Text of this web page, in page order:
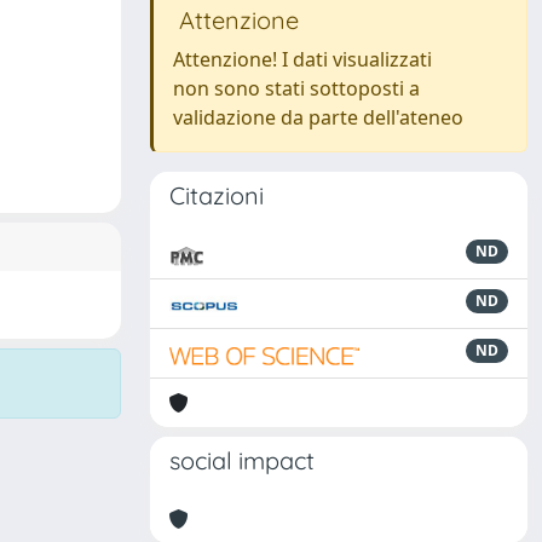
Attenzione
Attenzione! I dati visualizzati
non sono stati sottoposti a
validazione da parte dell'ateneo
Citazioni
ND
ND
ND
social impact